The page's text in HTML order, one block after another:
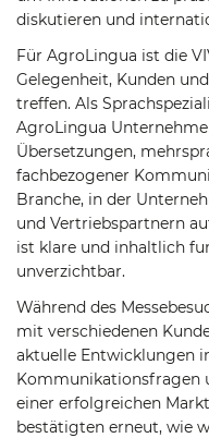
diskutieren und
Für AgroLingua ist die
Gelegenheit, Kunden
treffen. Als
AgroLingua
Übersetzungen,
fachbezogener
Branche, in der
und Vertriebspartnern
ist klare und inhaltlich
unverzichtbar.
Während des
mit verschiedenen
aktuelle Entwicklungen
Kommunikationsfragen
einer erfolgreichen
bestätigten erneut, wie